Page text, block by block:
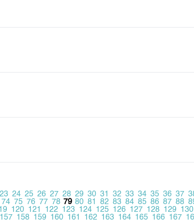
23 24 25 26 27 28 29 30 31 32 33 34 35 36 37
74 75 76 77 78 79 80 81 82 83 84 85 86 87 88
120 121 122 123 124 125 126 127 128 129 130
157 158 159 160 161 162 163 164 165 166 167